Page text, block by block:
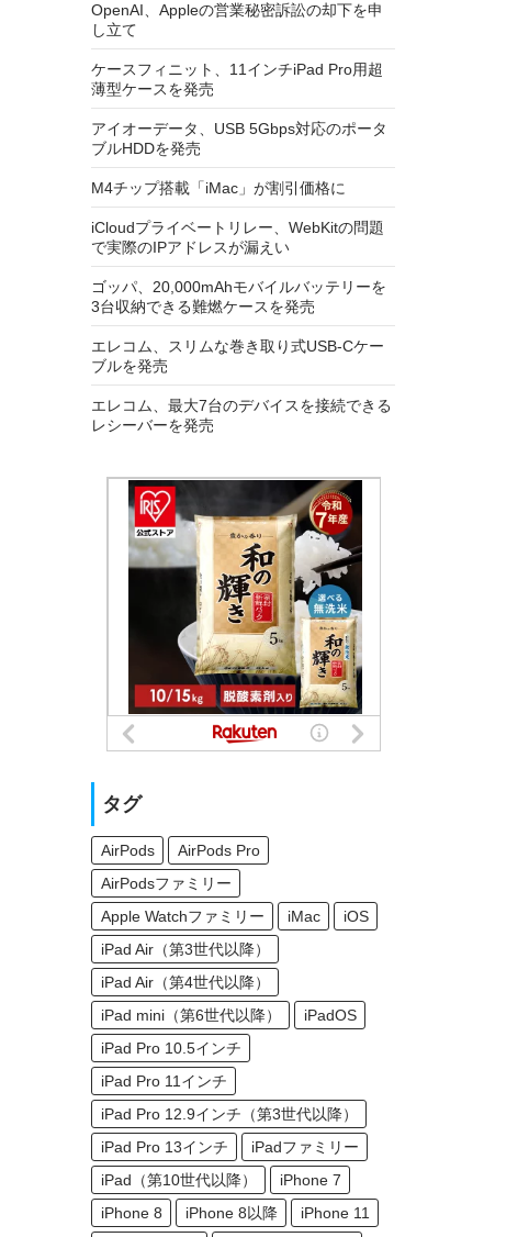
OpenAI、Appleの営業秘密訴訟の却下を申
し立て
ケースフィニット、11インチiPad Pro用超
薄型ケースを発売
アイオーデータ、USB 5Gbps対応のポータ
ブルHDDを発売
M4チップ搭載「iMac」が割引価格に
iCloudプライベートリレー、WebKitの問題
で実際のIPアドレスが漏えい
ゴッパ、20,000mAhモバイルバッテリーを
3台収納できる難燃ケースを発売
エレコム、スリムな巻き取り式USB-Cケー
ブルを発売
エレコム、最大7台のデバイスを接続できる
レシーバーを発売
タグ
AirPods
AirPods Pro
AirPodsファミリー
Apple Watchファミリー
iMac
iOS
iPad Air（第3世代以降）
iPad Air（第4世代以降）
iPad mini（第6世代以降）
iPadOS
iPad Pro 10.5インチ
iPad Pro 11インチ
iPad Pro 12.9インチ（第3世代以降）
iPad Pro 13インチ
iPadファミリー
iPad（第10世代以降）
iPhone 7
iPhone 8
iPhone 8以降 iPhone 11